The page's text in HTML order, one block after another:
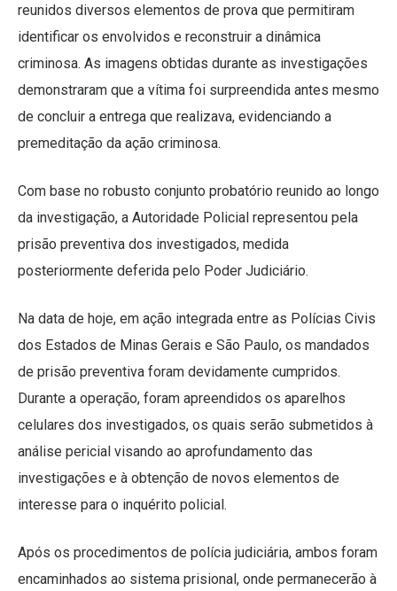
reunidos diversos elementos de prova que permitiram
identificar os envolvidos e reconstruir a dinâmica
criminosa. As imagens obtidas durante as investigações
demonstraram que a vítima foi surpreendida antes mesmo
de concluir a entrega que realizava, evidenciando a
premeditação da ação criminosa.
Com base no robusto conjunto probatório reunido ao longo
da investigação, a Autoridade Policial representou pela
prisão preventiva dos investigados, medida
posteriormente deferida pelo Poder Judiciário.
Na data de hoje, em ação integrada entre as Polícias Civis
dos Estados de Minas Gerais e São Paulo, os mandados
de prisão preventiva foram devidamente cumpridos.
Durante a operação, foram apreendidos os aparelhos
celulares dos investigados, os quais serão submetidos à
análise pericial visando ao aprofundamento das
investigações e à obtenção de novos elementos de
interesse para o inquérito policial.
Após os procedimentos de polícia judiciária, ambos foram
encaminhados ao sistema prisional, onde permanecerão à